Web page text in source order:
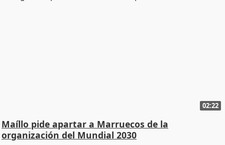
02:22
Maíllo pide apartar a Marruecos de la
organización del Mundial 2030